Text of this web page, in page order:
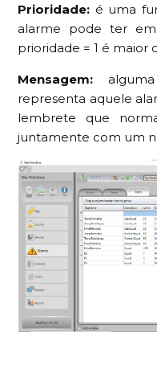
Prioridade: é uma
alarme pode ter
prioridade = 1 é maior
Mensagem:
representa aquele
lembrete que
juntamente com um